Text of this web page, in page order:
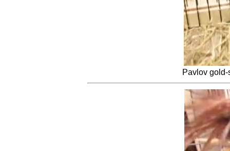
Pavlov